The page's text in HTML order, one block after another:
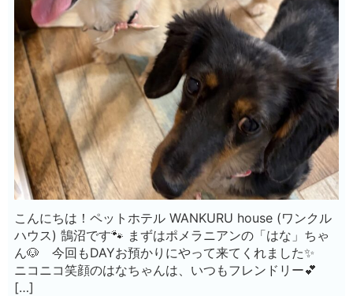
こんにちは！ペットホテル WANKURU house (ワンクル
ハウス) 鵠沼です🐾 まずはポメラニアンの「はな」ちゃ
ん🐶 今回もDAYお預かりにやって来てくれました✨
ニコニコ笑顔のはなちゃんは、いつもフレンドリー💕
[…]